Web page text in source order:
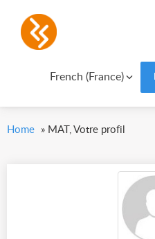
French (France)
Home » MAT, Votre profil